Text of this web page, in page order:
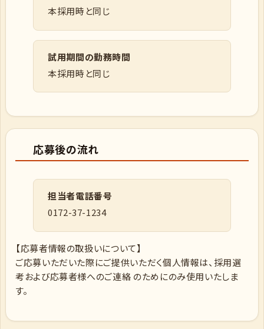
本採用時と同じ
試用期間の勤務時間
本採用時と同じ
応募後の流れ
担当者電話番号
0172-37-1234
【応募者情報の取扱いについて】
ご応募いただいた際にご提供いただく個人情報は、採用選
考および応募者様へのご連絡 のためにのみ使用いたしま
す。